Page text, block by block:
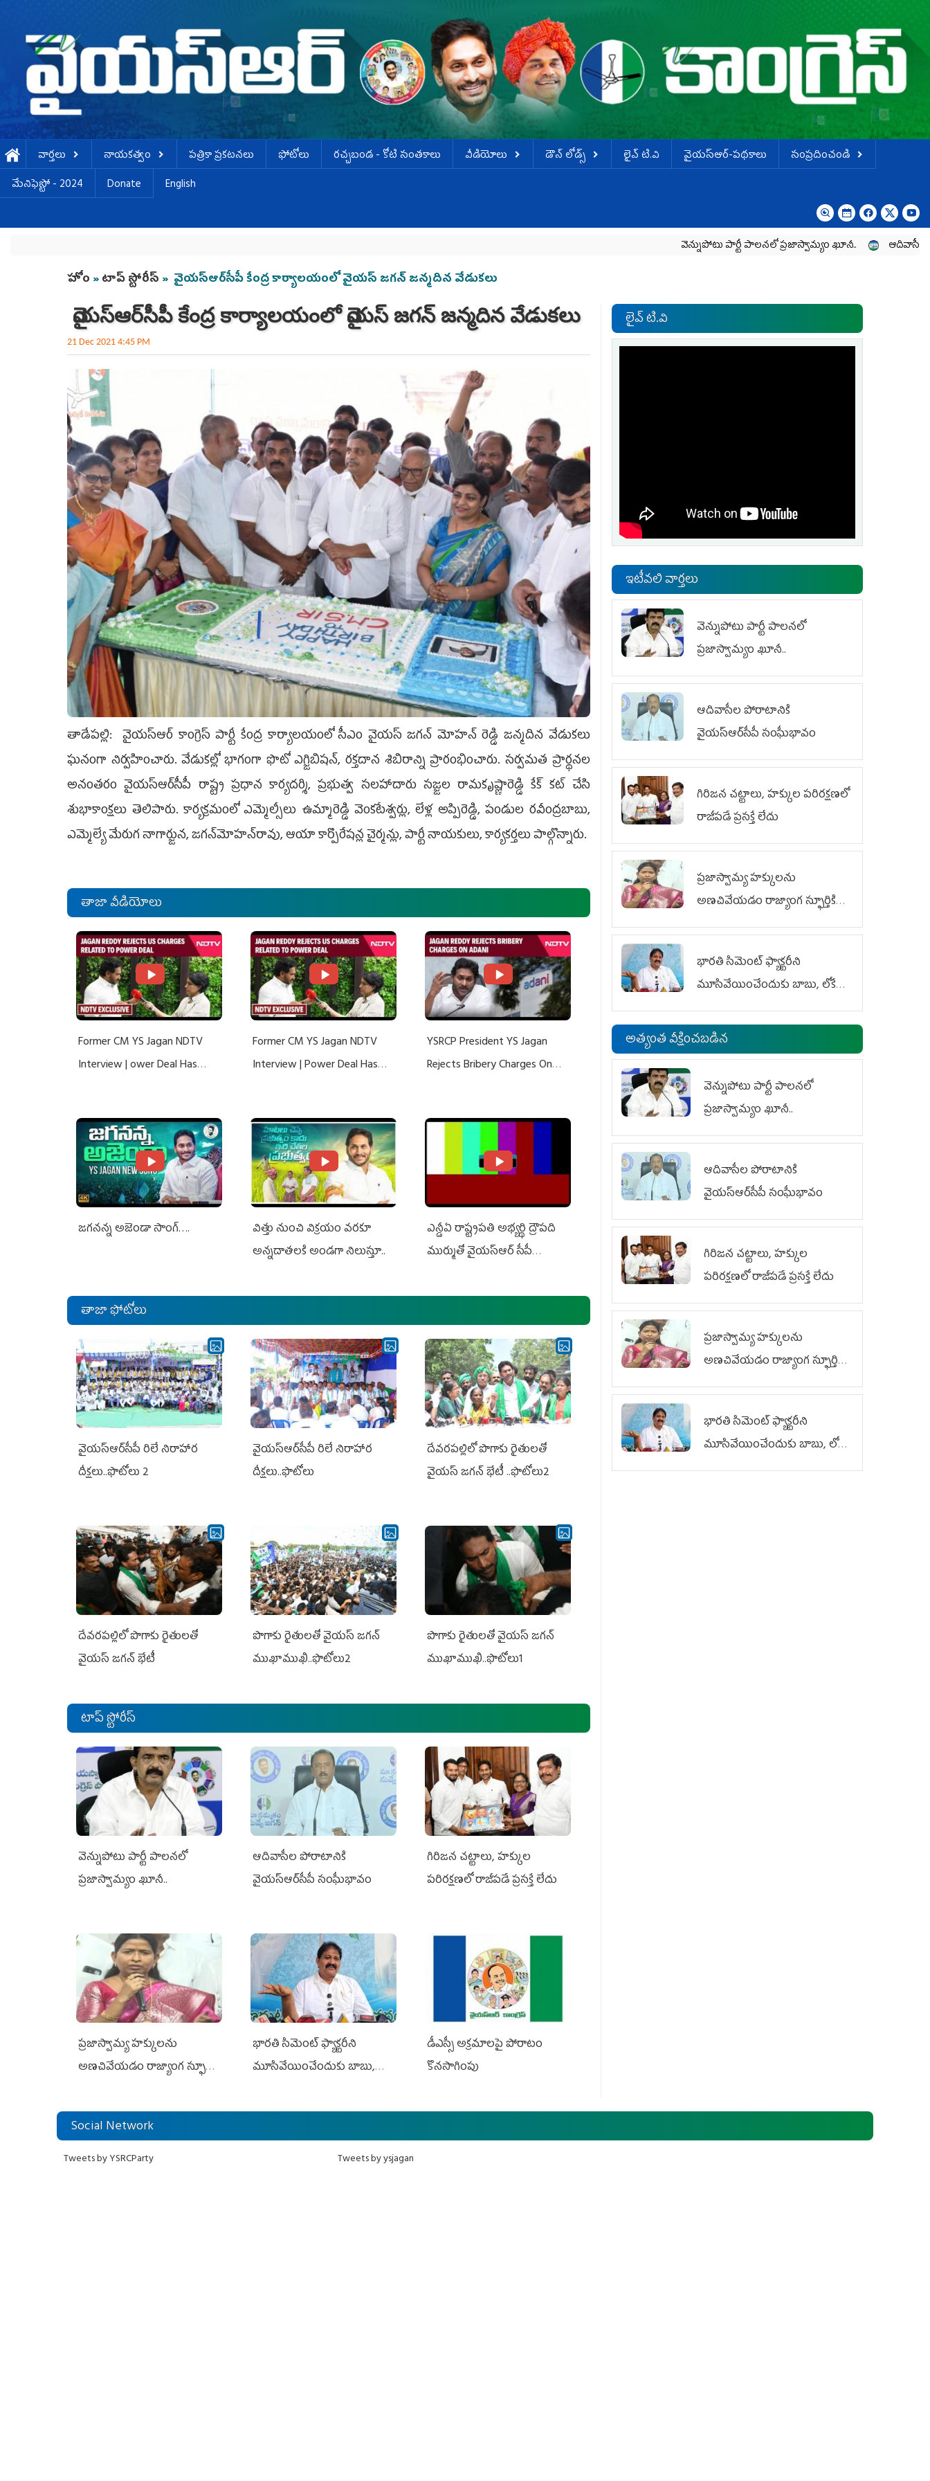
వార్తలు నాయకత్వం పత్రికా ప్రకటనలు ఫోటోలు ర‌చ్చ‌బండ‌ - కోటి సంత‌కాలు వీడియోలు డౌన్ లోడ్స్ లైవ్ టి.వి వైయస్ఆర్-పథకాలు
సంప్రదించండి
మేనిఫెస్టో - 2024
Donate English
వెన్నుపోటు పార్టీ పాలనలో ప్రజాస్వామ్యం ఖూనీ.. ఆదివాసీల పోరాటానికి
You are here
హోం »టాప్ స్టోరీస్ » వైయ‌స్ఆర్‌సీపీ కేంద్ర కార్యాలయంలో వైయ‌స్ జ‌గ‌న్ జ‌న్మ‌దిన వేడుక‌లు
వైయ‌స్ఆర్‌సీపీ కేంద్ర కార్యాలయంలో వైయ‌స్ జ‌గ‌న్ జ‌న్మ‌దిన వేడుక‌లు
21 Dec 2021 4:45 PM
తాడేప‌ల్లి: వైయ‌స్ఆర్ కాంగ్రెస్ పార్టీ కేంద్ర కార్యాలయంలో సీఎం వైయ‌స్‌ జగన్ మోహ‌న్ రెడ్డి జన్మదిన వేడుకలు
ఘనంగా నిర్వహించారు. వేడుకల్లో భాగంగా ఫొటో ఎగ్జిబిషన్‌, రక్తదాన శిబిరాన్ని ప్రారంభించారు. సర్వమత ప్రార్థనల
అనంతరం వైయ‌స్ఆర్‌సీపీ రాష్ట్ర ప్ర‌ధాన కార్య‌ద‌ర్శి, ప్ర‌భుత్వ స‌ల‌హాదారు సజ్జల రామకృష్ణారెడ్డి కేక్ క‌ట్ చేసి
శుభాకాంక్షలు తెలిపారు. కార్య‌క్ర‌మంలో ఎమ్మెల్సీలు ఉమ్మారెడ్డి వెంక‌టేశ్వ‌ర్లు, లేళ్ల అప్పిరెడ్డి, పండుల ర‌వీంద్ర‌బాబు,
ఎమ్మెల్యే మేరుగ నాగార్జున‌, జ‌గ‌న్‌మోహ‌న్‌రావు, ఆయా కార్పొరేష‌న్ల చైర్మ‌న్లు, పార్టీ నాయ‌కులు, కార్య‌క‌ర్త‌లు పాల్గొన్నారు.
తాజా వీడియోలు
Former CM YS Jagan NDTV
Interview | ower Deal Has
Former CM YS Jagan NDTV
Interview | Power Deal Has
YSRCP President YS Jagan
Rejects Bribery Charges On
జగనన్న అజెండా సాంగ్….
విత్తు నుంచి విక్రయం వరకూ
అన్నదాతలకి అండగా నిలుస్తూ..
ఎన్డీఏ రాష్ట్ర‌ప‌తి అభ్య‌ర్థి ద్రౌప‌ది
ముర్ముతో వైయ‌స్ఆర్ సీపీ
ఎమ్మెల్యేలు, ఎంపీల స‌మావేశం
తాజా ఫోటోలు
వైయ‌స్ఆర్‌సీపీ రిలే నిరాహార
దీక్షలు..ఫొటోలు 2
వైయ‌స్ఆర్‌సీపీ రిలే నిరాహార
దీక్షలు..ఫొటోలు
దేవరపల్లిలో పొగాకు రైతులతో
వైయస్ జగన్ భేటీ ..ఫొటోలు2
దేవరపల్లిలో పొగాకు రైతులతో
వైయస్ జగన్ భేటీ
పొగాకు రైతుల‌తో వైయ‌స్ జ‌గ‌న్
ముఖాముఖి..ఫొటోలు2
పొగాకు రైతుల‌తో వైయ‌స్ జ‌గ‌న్
ముఖాముఖి..ఫొటోలు1
టాప్ స్టోరీస్
వెన్నుపోటు పార్టీ పాలనలో
ప్రజాస్వామ్యం ఖూనీ..
ఆదివాసీల పోరాటానికి
వైయ‌స్ఆర్‌సీపీ సంఘీభావం
గిరిజన చట్టాలు, హక్కుల
పరిరక్షణలో రాజీపడే ప్రసక్తే లేదు
ప్రజాస్వామ్య హక్కులను
అణచివేయడం రాజ్యాంగ స్ఫూర్తికి
భారతి సిమెంట్ ఫ్యాక్టరీని
మూసివేయించేందుకు బాబు,
డీఎస్సీ అక్రమాలపై పోరాటం
కొనసాగింపు
లైవ్ టి.వి
ఇటీవలి వార్తలు
వెన్నుపోటు పార్టీ పాలనలో
ప్రజాస్వామ్యం ఖూనీ..
ఆదివాసీల పోరాటానికి
వైయ‌స్ఆర్‌సీపీ సంఘీభావం
గిరిజన చట్టాలు, హక్కుల పరిరక్షణలో
రాజీపడే ప్రసక్తే లేదు
ప్రజాస్వామ్య హక్కులను
అణచివేయడం రాజ్యాంగ స్ఫూర్తికి
విరుద్ధం
భారతి సిమెంట్ ఫ్యాక్టరీని
మూసివేయించేందుకు బాబు, లోకేశ్
కుట్ర
అత్యంత వీక్షించబడిన
వెన్నుపోటు పార్టీ పాలనలో
ప్రజాస్వామ్యం ఖూనీ..
ఆదివాసీల పోరాటానికి
వైయ‌స్ఆర్‌సీపీ సంఘీభావం
గిరిజన చట్టాలు, హక్కుల
పరిరక్షణలో రాజీపడే ప్రసక్తే లేదు
ప్రజాస్వామ్య హక్కులను
అణచివేయడం రాజ్యాంగ స్ఫూర్తికి
విరుద్ధం
భారతి సిమెంట్ ఫ్యాక్టరీని
మూసివేయించేందుకు బాబు, లోకేశ్
కుట్ర
Social Network
Tweets by YSRCParty Tweets by ysjagan